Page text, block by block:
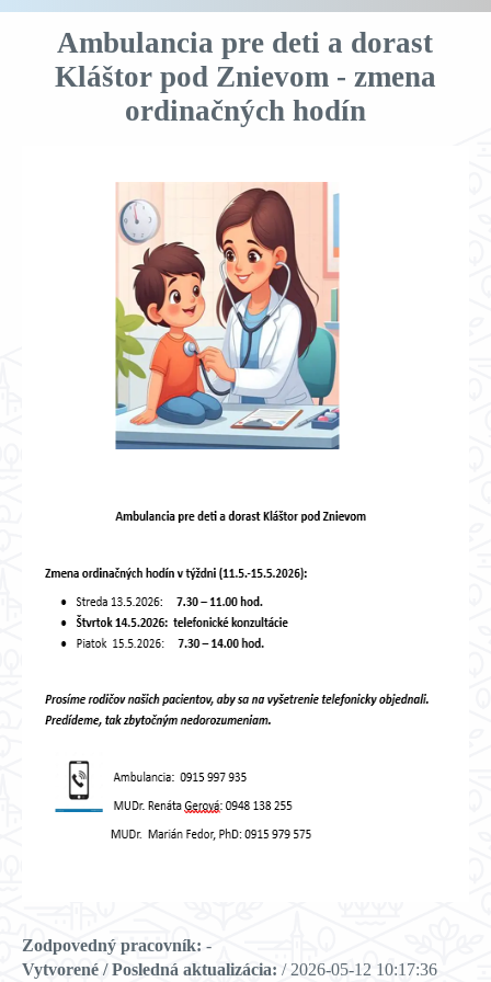
Ambulancia pre deti a dorast
Kláštor pod Znievom - zmena
ordinačných hodín
Zodpovedný pracovník: -
Vytvorené / Posledná aktualizácia: / 2026-05-12 10:17:36